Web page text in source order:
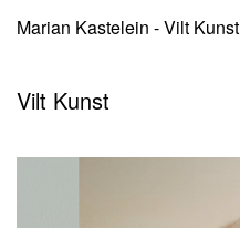
Marian Kastelein - Vilt Kunst
Vilt Kunst